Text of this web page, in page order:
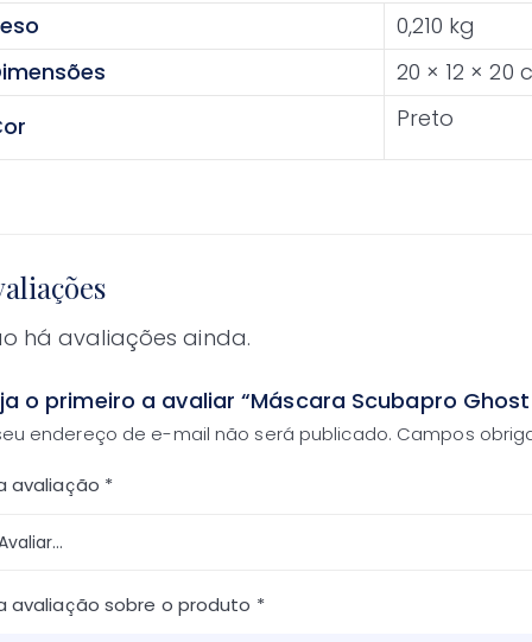
0,210 kg
20 × 12 × 20
Preto
há avaliações ainda.
o primeiro a avaliar “Máscara Scubapro Ghost
endereço de e-mail não será publicado. Campos
avaliação *
avaliação sobre o produto *